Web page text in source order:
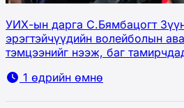
УИХ-ын дарга С.Бямбацогт
эрэгтэйчүүдийн волейболын
тэмцээнийг нээж, баг
1 өдрийн өмнө